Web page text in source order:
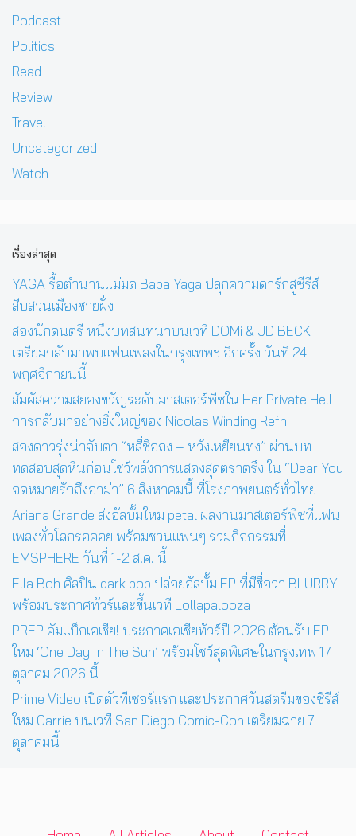
Podcast
Politics
Read
Review
Travel
Uncategorized
Watch
เรื่องล่าสุด
YAGA รื้อตำนานแม่มด Baba Yaga ปลุกความดาร์กสู่ซีรีส์
สืบสวนเมืองชายฝั่ง
สองนักดนตรี หนึ่งบทสนทนาบนเวที DOMi & JD BECK
เตรียมกลับมาพบแฟนเพลงในกรุงเทพฯ อีกครั้ง วันที่ 24
พฤศจิกายนนี้
สัมผัสความสยองขวัญระดับมาสเตอร์พีซใน Her Private Hell
การกลับมาอย่างยิ่งใหญ่ของ Nicolas Winding Refn
สองดาวรุ่งน่าจับตา “หลี่ซือถง – หวังเหยียนทง” ผ่านบท
ทดสอบสุดหินก่อนโชว์พลังการแสดงสุดตราตรึง ใน “Dear You
จดหมายรักถึงอาม่า” 6 สิงหาคมนี้ ที่โรงภาพยนตร์ทั่วไทย
Ariana Grande ส่งอัลบั้มใหม่ petal ผลงานมาสเตอร์พีซที่แฟน
เพลงทั่วโลกรอคอย พร้อมชวนแฟนๆ ร่วมกิจกรรมที่
EMSPHERE วันที่ 1-2 ส.ค. นี้
Ella Boh ศิลปิน dark pop ปล่อยอัลบั้ม EP ที่มีชื่อว่า BLURRY
พร้อมประกาศทัวร์และขึ้นเวที Lollapalooza
PREP คัมแบ็กเอเชีย! ประกาศเอเชียทัวร์ปี 2026 ต้อนรับ EP
ใหม่ ‘One Day In The Sun’ พร้อมโชว์สุดพิเศษในกรุงเทพ 17
ตุลาคม 2026 นี้
Prime Video เปิดตัวทีเซอร์แรก และประกาศวันสตรีมของซีรีส์
ใหม่ Carrie บนเวที San Diego Comic-Con เตรียมฉาย 7
ตุลาคมนี้